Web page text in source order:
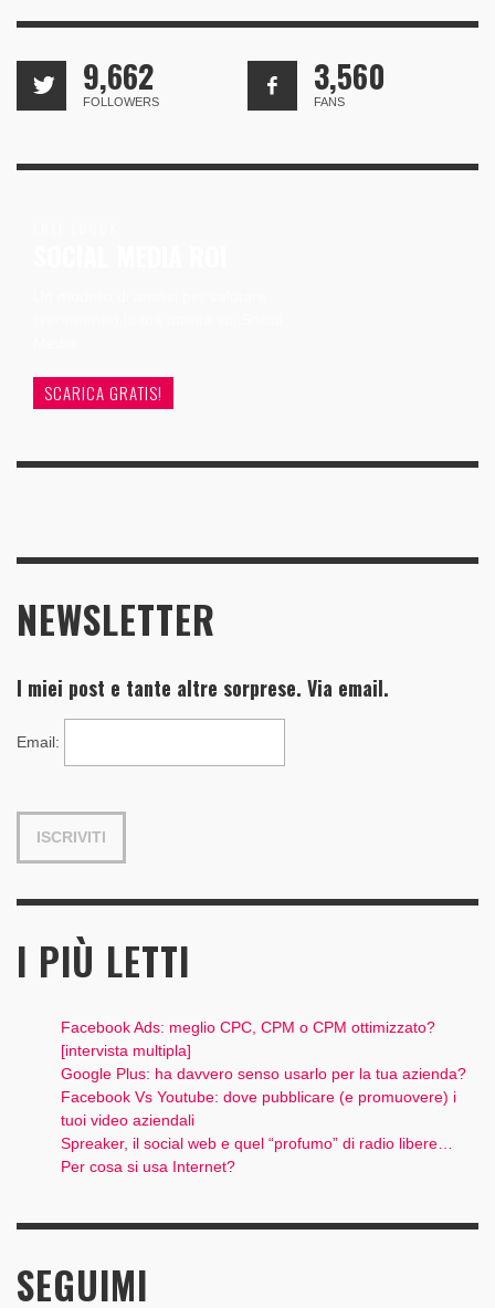
9,662
FOLLOWERS
3,560
FANS
SCARICA GRATIS!
NEWSLETTER
I miei post e tante altre sorprese. Via email.
Email:
I PIÙ LETTI
Facebook Ads: meglio CPC, CPM o CPM ottimizzato?
[intervista multipla]
Google Plus: ha davvero senso usarlo per la tua azienda?
Facebook Vs Youtube: dove pubblicare (e promuovere) i
tuoi video aziendali
Spreaker, il social web e quel “profumo” di radio libere…
Per cosa si usa Internet?
SEGUIMI